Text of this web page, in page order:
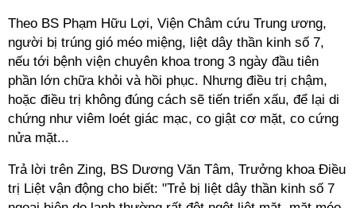
Theo BS Phạm Hữu Lợi, Viện Châm cứu Trung ương,
người bị trúng gió méo miệng, liệt dây thần kinh số 7,
nếu tới bệnh viện chuyên khoa trong 3 ngày đầu tiên
phần lớn chữa khỏi và hồi phục. Nhưng điều trị chậm,
hoặc điều trị không đúng cách sẽ tiến triển xấu, để lại di
chứng như viêm loét giác mạc, co giật cơ mặt, co cứng
nửa mặt...
Trả lời trên Zing, BS Dương Văn Tâm, Trưởng khoa Điều
trị Liệt vận động cho biết: "Trẻ bị liệt dây thần kinh số 7